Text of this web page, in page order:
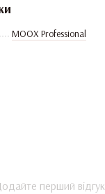
MOOX Professional
перший відгук